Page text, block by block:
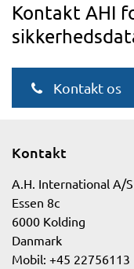
Kontakt AHI
Kontakt os
Kontakt
A.H. International A/S
Essen 8c
6000 Kolding
Danmark
Mobil: +45 22756113